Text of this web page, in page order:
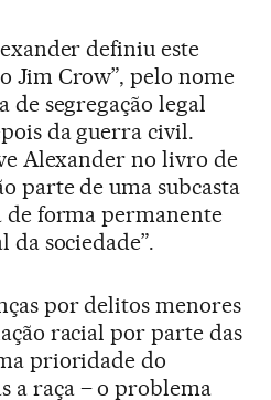
definiu este
Jim Crow”, pelo nome
de segregação legal
da guerra civil.
Alexander no livro de
parte de uma subcasta
de forma permanente
sociedade”.
por delitos menores
racial por parte das
prioridade do
a raça – o problema